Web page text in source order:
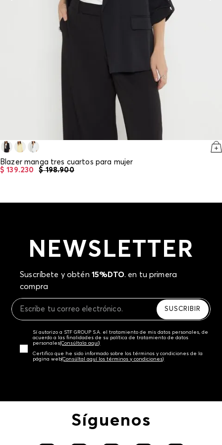
Blazer manga tres cuartos para mujer
$ 198.900
$ 139.230
NEWSLETTER
Suscríbete y obtén 15%DTO. en tu primera
compra
SUSCRIBIR
Sí autorizo a STF GROUP S.A. el tratamiento de mis datos personales, de
acuerdo a las finalidades de su política de tratamiento de datos
personales‎(Consúltala aquí)
Certifico que he sido informado sobre los términos y condiciones de la
página web‎(Consúltal aquí los términos y condiciones)
Síguenos